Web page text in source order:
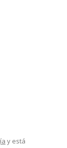
y está